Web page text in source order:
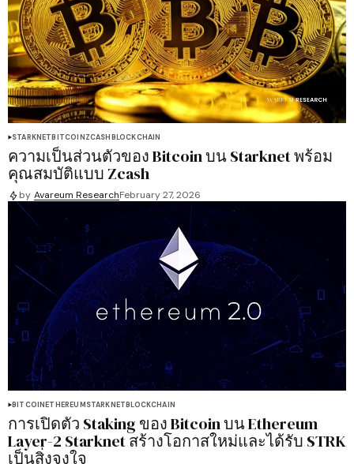
STARKNETBITCOINZCASHBLOCKCHAIN
ความเป็นส่วนตัวของ Bitcoin บน Starknet พร้อม
คุณสมบัติแบบ Zcash
by Avareum ResearchFebruary 27, 2026
BITCOINETHEREUMSTARKNETBLOCKCHAIN
การเปิดตัว Staking ของ Bitcoin บน Ethereum
Layer-2 Starknet สร้างโอกาสใหม่และได้รับ STRK
เป็นสิ่งจูงใจ